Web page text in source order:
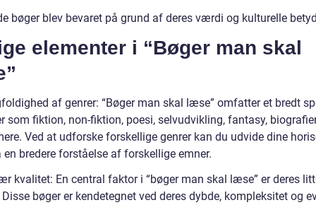
bøger blev bevaret på grund af deres værdi og kulturelle
elementer i “Bøger man skal
af genrer: “Bøger man skal læse” omfatter et bredt
som fiktion, non-fiktion, poesi, selvudvikling, fantasy,
Ved at udforske forskellige genrer kan du udvide dine
en bredere forståelse af forskellige emner.
kvalitet: En central faktor i “bøger man skal læse” er deres
bøger er kendetegnet ved deres dybde, kompleksitet og